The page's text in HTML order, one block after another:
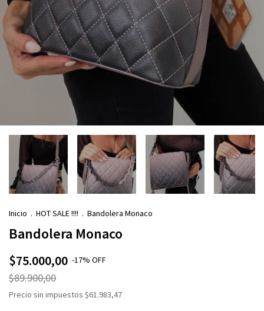
Inicio . HOT SALE !!!! . Bandolera Monaco
Bandolera Monaco
$75.000,00 -17% OFF
$89.900,00
Precio sin impuestos $61.983,47